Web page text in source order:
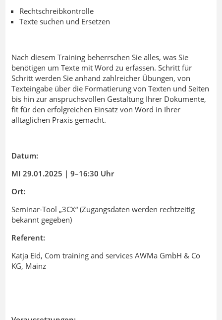
Rechtschreibkontrolle
Texte suchen und Ersetzen
Nach diesem Training beherrschen Sie alles, was Sie
benötigen um Texte mit Word zu erfassen. Schritt für
Schritt werden Sie anhand zahlreicher Übungen, von
Texteingabe über die Formatierung von Texten und Seiten
bis hin zur anspruchsvollen Gestaltung Ihrer Dokumente,
fit für den erfolgreichen Einsatz von Word in Ihrer
alltäglichen Praxis gemacht.
Datum:
MI 29.01.2025 | 9–16:30 Uhr
Ort:
Seminar-Tool „3CX“ (Zugangsdaten werden rechtzeitig
bekannt gegeben)
Referent:
Katja Eid, Com training and services AWMa GmbH & Co
KG, Mainz